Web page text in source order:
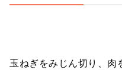
玉ねぎをみじん切り、肉